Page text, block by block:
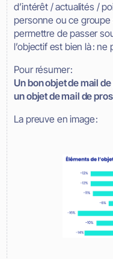
d’intérêt / actualités /
personne ou ce
permettre de passer
l’objectif est bien là :
Pour résumer :
Un bon objet de mail
un objet de mail de
La preuve en image :